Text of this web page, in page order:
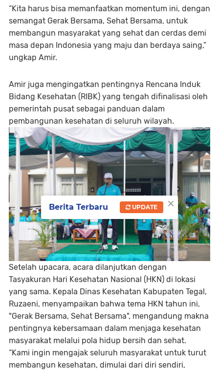
“Kita harus bisa memanfaatkan momentum ini, dengan
semangat Gerak Bersama, Sehat Bersama, untuk
membangun masyarakat yang sehat dan cerdas demi
masa depan Indonesia yang maju dan berdaya saing,”
ungkap Amir.
Amir juga mengingatkan pentingnya Rencana Induk
Bidang Kesehatan (RIBK) yang tengah difinalisasi oleh
pemerintah pusat sebagai panduan dalam
pembangunan kesehatan di seluruh wilayah.
Setelah upacara, acara dilanjutkan dengan
Tasyakuran Hari Kesehatan Nasional (HKN) di lokasi
yang sama. Kepala Dinas Kesehatan Kabupaten Tegal,
Ruzaeni, menyampaikan bahwa tema HKN tahun ini,
"Gerak Bersama, Sehat Bersama", mengandung makna
pentingnya kebersamaan dalam menjaga kesehatan
masyarakat melalui pola hidup bersih dan sehat.
“Kami ingin mengajak seluruh masyarakat untuk turut
membangun kesehatan, dimulai dari diri sendiri,
×
Berita Terbaru UPDATE